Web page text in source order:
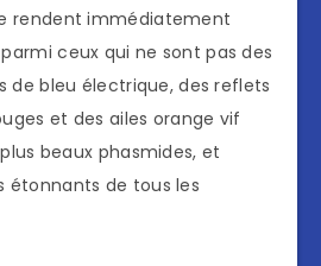
rendent immédiatement
ceux qui ne sont pas des
de bleu électrique, des reflets
et des ailes orange vif
beaux phasmides, et
étonnants de tous les